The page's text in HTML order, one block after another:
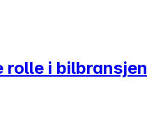
rolle i bilbransjen